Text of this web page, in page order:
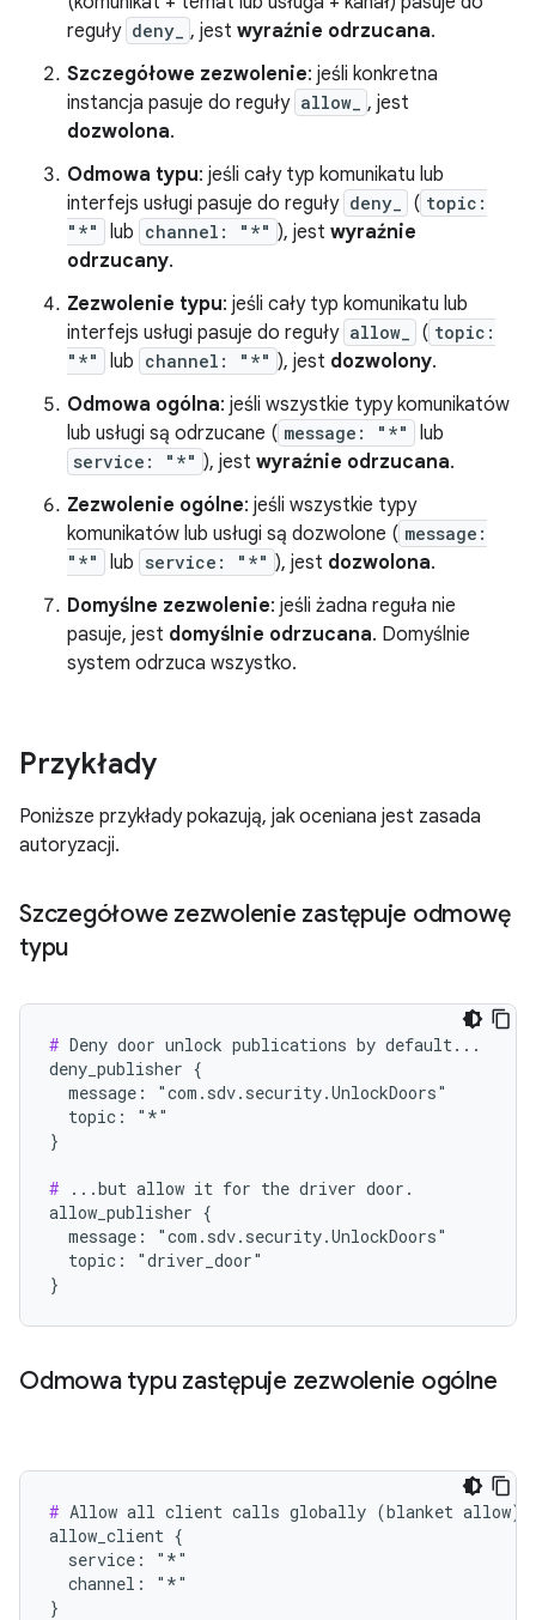
reguły deny_ , jest wyraźnie odrzucana.
Szczegółowe zezwolenie: jeśli konkretna
instancja pasuje do reguły allow_
, jest
dozwolona.
Odmowa typu: jeśli cały typ komunikatu lub
interfejs usługi pasuje do reguły deny_ ( topic:
"*"
lub channel: "*" ), jest wyraźnie
odrzucany.
Zezwolenie typu: jeśli cały typ komunikatu lub
interfejs usługi pasuje do reguły allow_ ( topic:
"*"
lub channel: "*" ), jest dozwolony.
Odmowa ogólna: jeśli wszystkie typy komunikatów
lub usługi są odrzucane ( message: "*" lub
service: "*" ), jest wyraźnie odrzucana.
Zezwolenie ogólne: jeśli wszystkie typy
komunikatów lub usługi są dozwolone ( message:
"*"
lub service: "*" ), jest dozwolona.
Domyślne zezwolenie: jeśli żadna reguła nie
pasuje, jest domyślnie odrzucana. Domyślnie
system odrzuca wszystko.
Przykłady
Poniższe przykłady pokazują, jak oceniana jest zasada
autoryzacji.
Szczegółowe zezwolenie zastępuje odmowę
typu
# Deny door unlock publications by default...
deny_publisher {
  message: "com.sdv.security.UnlockDoors"
  topic: "*"
}
# ...but allow it for the driver door.
allow_publisher {
  message: "com.sdv.security.UnlockDoors"
  topic: "driver_door"
Odmowa typu zastępuje zezwolenie ogólne
# Allow all client calls globally (blanket
allow_client {
  service: "*"
  channel: "*"
}